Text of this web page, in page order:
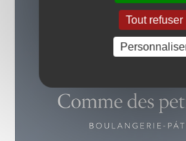
Tout refuser